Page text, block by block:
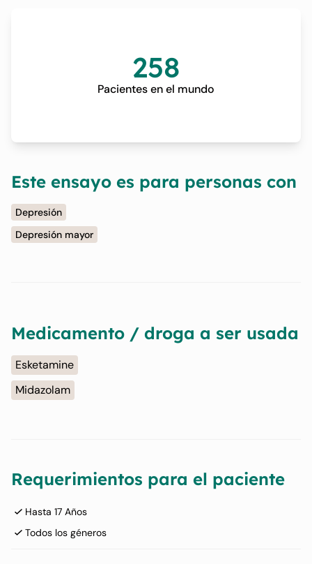
258
Pacientes en el mundo
Este ensayo es para personas con
Depresión
Depresión mayor
Medicamento / droga a ser usada
Esketamine
Midazolam
Requerimientos para el paciente
Hasta 17 Años
Todos los géneros